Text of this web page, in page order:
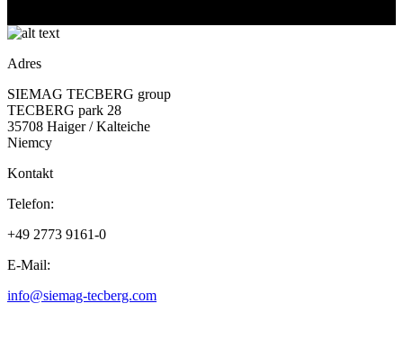
Adres
SIEMAG TECBERG group
TECBERG park 28
35708 Haiger / Kalteiche
Niemcy
Kontakt
Telefon:
+49 2773 9161-0
E-Mail:
info@siemag-tecberg.com